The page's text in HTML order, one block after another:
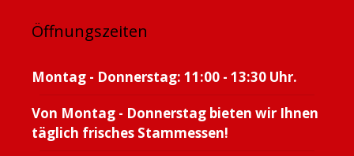
Öffnungszeiten
Montag - Donnerstag: 11:00 - 13:30 Uhr.
Von Montag - Donnerstag bieten wir Ihnen
täglich frisches Stammessen!